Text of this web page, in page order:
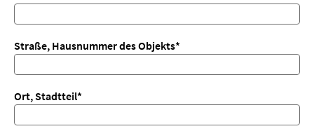
Straße, Hausnummer des Objekts*
Ort, Stadtteil*